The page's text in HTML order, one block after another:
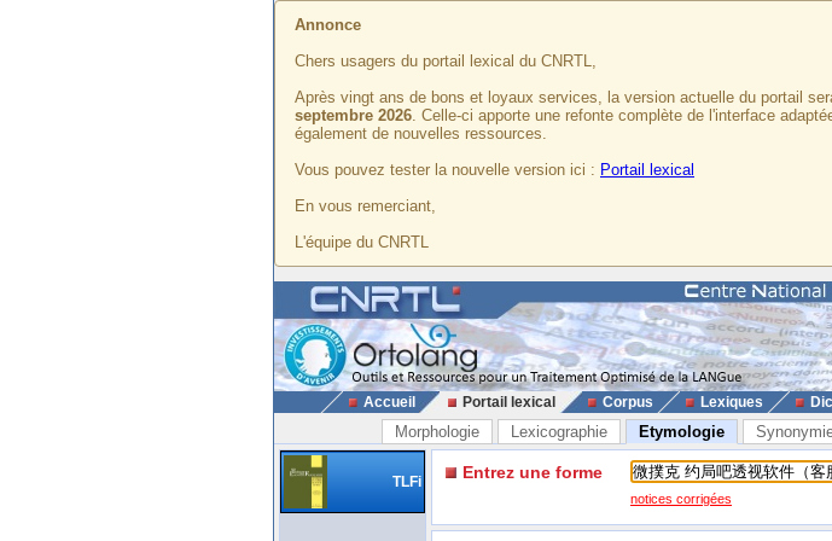
Annonce
Chers usagers du portail lexical du CNRTL,
Après vingt ans de bons et loyaux services, la version actuelle du portail
septembre 2026. Celle-ci apporte une refonte complète de l'interface
également de nouvelles ressources.
Vous pouvez tester la nouvelle version ici : Portail lexical
En vous remerciant,
L'équipe du CNRTL
Accueil Portail lexical Corpus Lexiques
Morphologie Lexicographie Etymologie
TLFi Entrez une forme
notices corrigées